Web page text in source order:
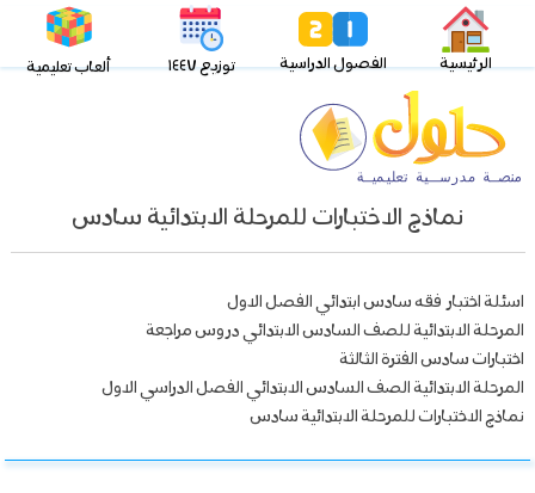
الرئيسية الفصول الدراسية توزيع ١٤٤٧ ألعاب تعليمية
نماذج الاختبارات للمرحلة الابتدائية سادس
اسئلة اختبار فقه سادس ابتدائي الفصل الاول
المرحلة الابتدائية للصف السادس الابتدائي دروس مراجعة
اختبارات سادس الفترة الثالثة
المرحلة الابتدائية الصف السادس الابتدائي الفصل الدراسي الاول
نماذج الاختبارات للمرحلة الابتدائية سادس